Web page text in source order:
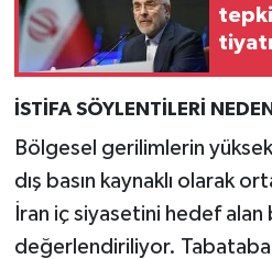
İSTİFA SÖYLENTİLERİ
Bölgesel gerilimlerin
dış basın kaynaklı olarak
İran iç siyasetini hedef
değerlendiriliyor.